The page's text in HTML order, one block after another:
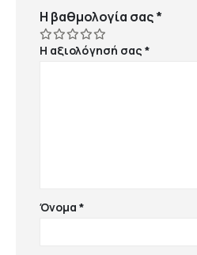
Η βαθμολογία σας*
Η αξιολόγησή σας*
Όνομα*